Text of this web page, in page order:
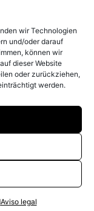
wir Technologien
und/oder darauf
können wir
dieser Website
oder zurückziehen,
werden.
Aviso legal
LEGAL
Aviso legal
Política de
privacidad
Whistleblowerstelle
los derechos